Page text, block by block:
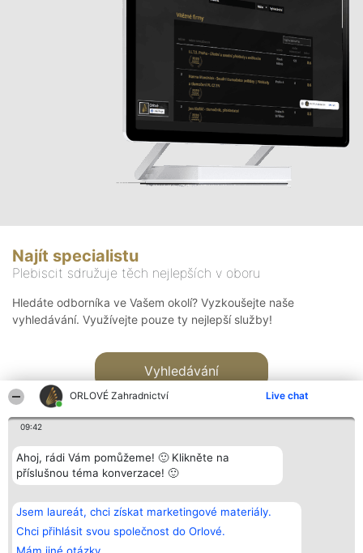
ORLOVÉ Zahradnictví Live chat
09:42
Ahoj, rádi Vám pomůžeme! 🙂 Klikněte na
příslušnou téma konverzace! 🙂
Jsem laureát, chci získat marketingové materiály.
Chci přihlásit svou společnost do Orlové.
Najít specialistu
Plebiscit sdružuje těch nejlepších v oboru
Hledáte odborníka ve Vašem okolí? Vyzkoušejte naše
vyhledávání. Využívejte pouze ty nejlepší služby!
Vyhledávání
Bright Side Solutions sp. z o.
o. sp. k.
ul. Ruska 22
Wrocław 50-079
KRS 0000749100 | Regon
Vítězové
Seznam všech
laureátů
Zásady
Kontakt